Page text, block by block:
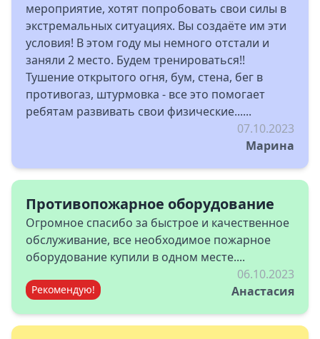
мероприятие, хотят попробовать свои силы в
экстремальных ситуациях. Вы создаёте им эти
условия! В этом году мы немного отстали и
заняли 2 место. Будем тренироваться!!
Тушение открытого огня, бум, стена, бег в
противогаз, штурмовка - все это помогает
ребятам развивать свои физические......
07.10.2023
Марина
Противопожарное оборудование
Огромное спасибо за быстрое и качественное
обслуживание, все необходимое пожарное
оборудование купили в одном месте....
Рекомендую!
06.10.2023
Анастасия